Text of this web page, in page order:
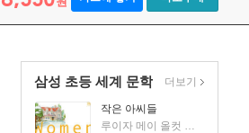
삼성 초등 세계 문학
작은 아씨들
루이자 메이 올컷 원작/한상남 역/김민지 그림/이지훈 해설
더보기